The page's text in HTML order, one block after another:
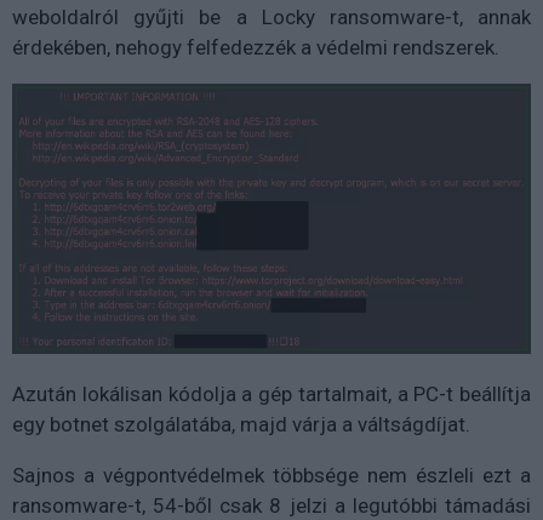
weboldalról gyűjti be a Locky ransomware-t, annak
érdekében, nehogy felfedezzék a védelmi rendszerek.
Azután lokálisan kódolja a gép tartalmait, a PC-t beállítja
egy botnet szolgálatába, majd várja a váltságdíjat.
Sajnos a végpontvédelmek többsége nem észleli ezt a
ransomware-t, 54-ből csak 8 jelzi a legutóbbi támadási